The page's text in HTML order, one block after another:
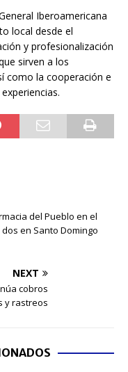
Iberoamericana
local desde el
y profesionalización
sirven a los
como la cooperación e
del Pueblo en el
en Santo Domingo
NEXT
cobros
y rastreos